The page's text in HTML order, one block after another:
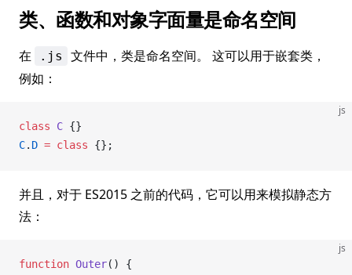
类、函数和对象字面量是命名空间
在 .js
文件中，类是命名空间。 这可以用于嵌套类，
例如：
js
class C {}
C. D = class {};
并且，对于 ES2015 之前的代码，它可以用来模拟静态方
法：
js
function Outer() {